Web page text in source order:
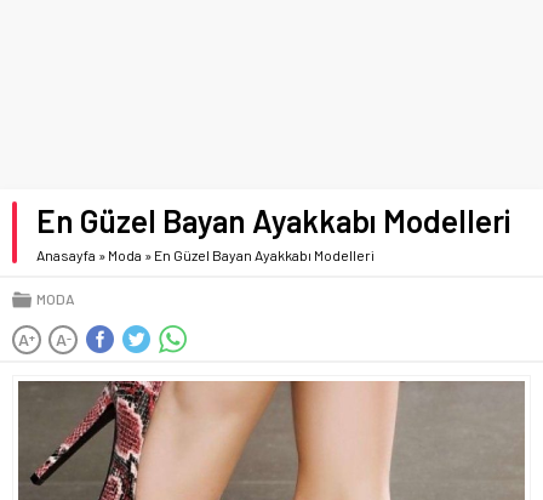
En Güzel Bayan Ayakkabı Modelleri
Anasayfa » Moda » En Güzel Bayan Ayakkabı Modelleri
MODA
A+ A-